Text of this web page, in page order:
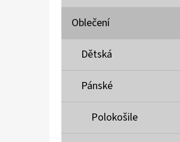
Oblečení
Dětská
Pánské
Polokošile